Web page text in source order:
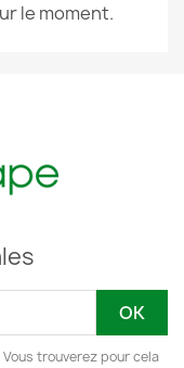
le moment.
trouverez pour cela